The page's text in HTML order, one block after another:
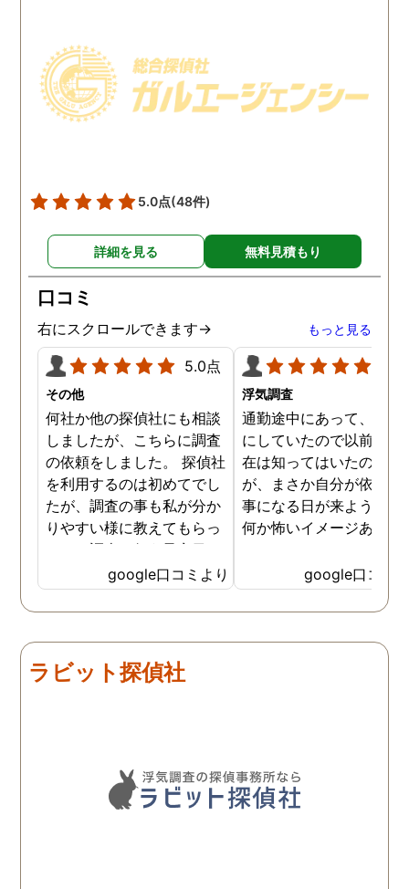
とはしょっちゅうです。次
の休みも休日出勤と称して
家を空けているので、この
日に証拠集めをお願いしま
と会い、そのまま夜まで過
間もラブホテルの利用もし
たようで、たった一日で不
倫の証拠を揃えることがで
きました。
必要な不倫の証拠も手に
れることができました。
5.0点(48件)
詳細を見る 無料見積もり
口コミ
右にスクロールできます→ もっと見る
5.0点
その他
何社か他の探偵社にも相談
しましたが、こちらに調査
の依頼をしました。 探偵社
を利用するのは初めてでし
たが、調査の事も私が分か
りやすい様に教えてもらっ
たり、調査を行う予定日は
私の希望を聞いてもらいつ
つ、探偵さんのご意見も取
り入れ、細かく打ち合わせ
た。調査を行った日はその
日の報告を入れてくれたり
聞いて頂いたりと精神的に
も助かりました。 報告書や
調査の動画を見せてもらっ
google口コミより
浮気調査
通勤途中にあって、毎日
にしていたので以前から
在は知ってはいたのです
が、まさか自分が依頼す
事になる日が来ようと
何か怖いイメージありま
応も良く、安心して相談
きました。 調査後に弁
さんも紹介していただき
した！ありがとうござい
google口コミ
ラビット探偵社